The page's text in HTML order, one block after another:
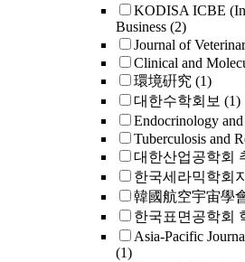
KODISA ICBE
Business (2)
Journal of
Clinical and
環境硏究 (1)
대한수학회보 (1)
Endocrinology
Tuberculosis and
대한산업공학회
한국세라믹학회지
韓國航空宇宙學
한국표면공학회
Asia-Pacific
(1)